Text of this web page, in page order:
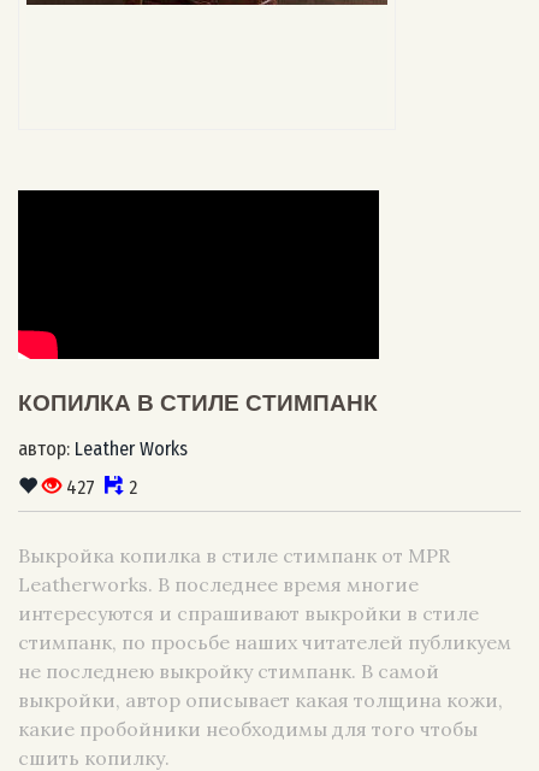
КОПИЛКА В СТИЛЕ СТИМПАНК
автор: Leather Works
427
2
Выкройка копилка в стиле стимпанк от MPR
Leatherworks. В последнее время многие
интересуются и спрашивают выкройки в стиле
стимпанк, по просьбе наших читателей публикуем
не последнею выкройку стимпанк. В самой
выкройки, автор описывает какая толщина кожи,
какие пробойники необходимы для того чтобы
сшить копилку.